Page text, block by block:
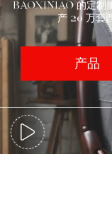
BAOXINIAO 的定制
产 20 万套
产品
服务
产品
博客
简体中文